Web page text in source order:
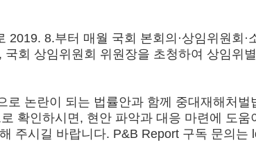
8.부터 매월 국회 본회의·상임위원회·
회 상임위원회 위원장을 초청하여 상임위
논란이 되는 법률안과 함께 중대재해처
확인하시면, 현안 파악과 대응 마련에 도
주시길 바랍니다. P&B Report 구독 문의는